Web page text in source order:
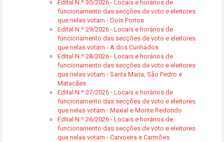
Edital N.º 30/2026 - Locais e horários de
funcionamento das secções de voto e eleitores
que nelas votam - Dois Portos
Edital N.º 29/2026 - Locais e horários de
funcionamento das secções de voto e eleitores
que nelas votam - A dos Cunhados
Edital N.º 28/2026 - Locais e horários de
funcionamento das secções de voto e eleitores
que nelas votam - Santa Maria, São Pedro e
Matacães
Edital N.º 27/2026 - Locais e horários de
funcionamento das secções de voto e eleitores
que nelas votam - Maxial e Monte Redondo
Edital N.º 26/2026 - Locais e horários de
funcionamento das secções de voto e eleitores
que nelas votam - Carvoeira e Carmões